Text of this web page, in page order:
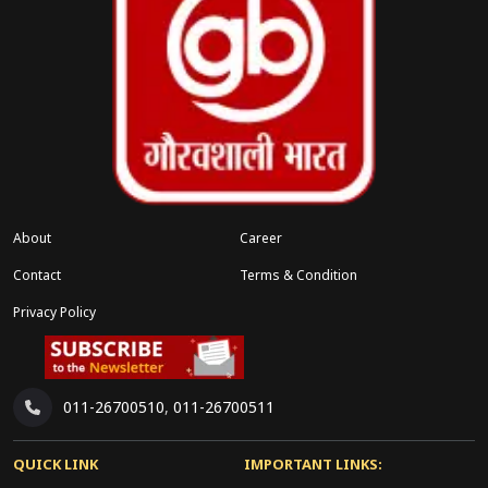
About
Career
Contact
Terms & Condition
Privacy Policy
011-26700510, 011-26700511
QUICK LINK IMPORTANT LINKS: